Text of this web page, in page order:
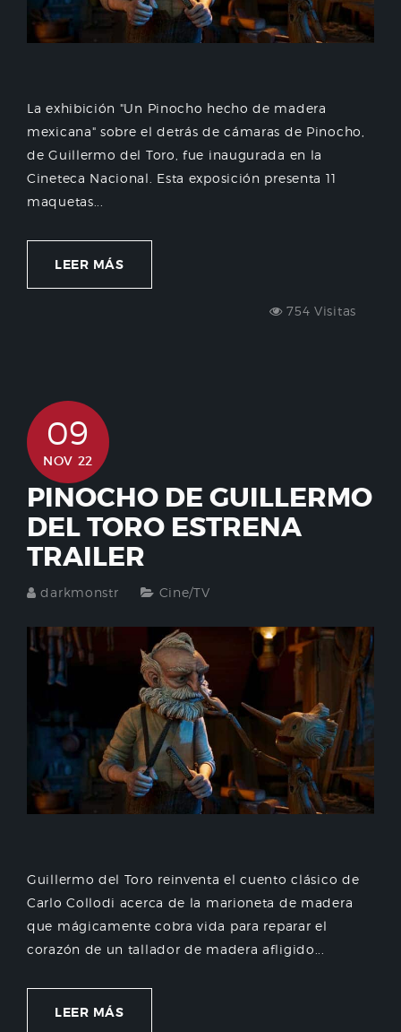
La exhibición "Un Pinocho hecho de madera
mexicana" sobre el detrás de cámaras de Pinocho,
de Guillermo del Toro, fue inaugurada en la
Cineteca Nacional. Esta exposición presenta 11
maquetas...
LEER MÁS
754 Visitas
09
NOV 22
PINOCHO DE GUILLERMO
DEL TORO ESTRENA
TRAILER
darkmonstr Cine/TV
Guillermo del Toro reinventa el cuento clásico de
Carlo Collodi acerca de la marioneta de madera
que mágicamente cobra vida para reparar el
corazón de un tallador de madera afligido...
LEER MÁS